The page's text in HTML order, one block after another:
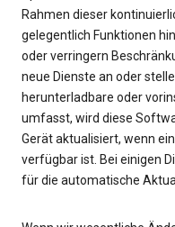
Rahmen dieser
gelegentlich Funktionen
oder verringern
neue Dienste an oder
herunterladbare oder
umfasst, wird diese
Gerät aktualisiert, wenn
verfügbar ist. Bei einigen
für die automatische